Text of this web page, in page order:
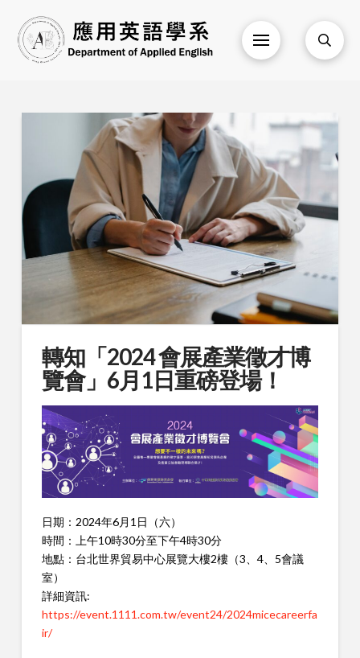
轉知「2024 會展產業徵才博
覽會」6月1日重磅登場！
日期：2024年6月1日（六）
時間：上午10時30分至下午4時30分
地點：台北世界貿易中心展覽大樓2樓（3、4、5會議
室）
詳細資訊:
https://event.1111.com.tw/event24/2024micecareerfa
ir/